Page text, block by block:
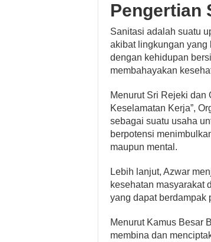
Pengertian
Sanitasi adalah suatu
akibat lingkungan yang
dengan kehidupan
membahayakan
Menurut Sri Rejeki dan
Keselamatan Kerja”,
sebagai suatu usaha
berpotensi
maupun mental.
Lebih lanjut, Azwar
kesehatan masyarakat
yang dapat berdampak
Menurut Kamus Besar
membina dan